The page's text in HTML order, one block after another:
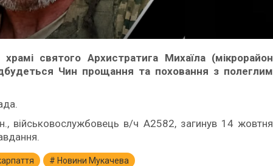
святого Архистратига Михаїла (мікрорайон
Чин прощання та поховання з полеглим
військовослужбовець в/ч А2582, загинув 14 жовтня
Новини Мукачева